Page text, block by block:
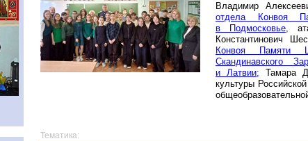
Владимир
отдела Конвоя
в Подмосковье,
Константинович
Конвоя Памяти
Скандинавского
и Латвии; Тамара
культуры
Тематика: